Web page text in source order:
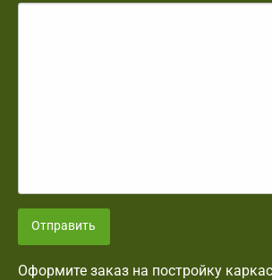
Отправить
Оформите заказ на постройку